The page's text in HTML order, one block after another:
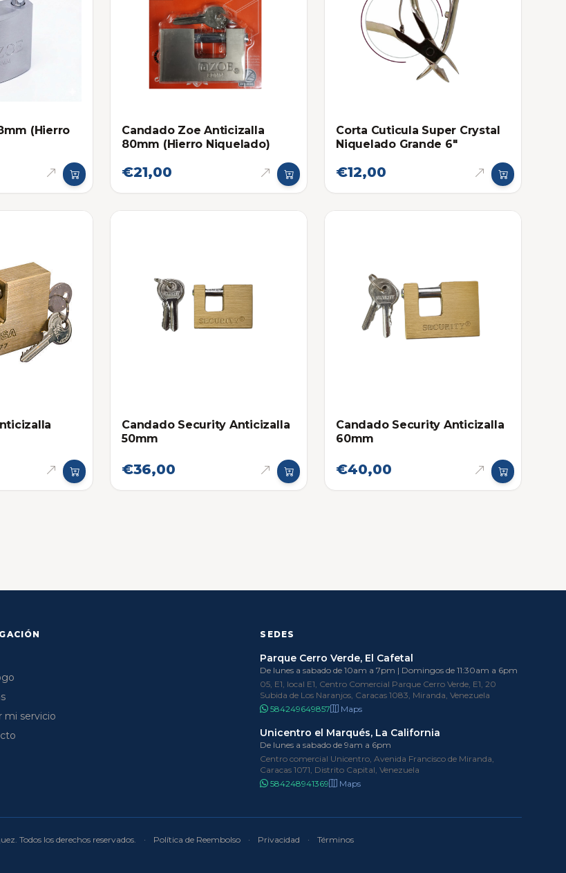
(Hierro
Candado Zoe Anticizalla
80mm (Hierro Niquelado)
€21,00
Corta Cuticula Super Crystal
Niquelado Grande 6"
€12,00
Candado Security Anticizalla
50mm
€36,00
Candado Security Anticizalla
60mm
€40,00
mi servicio
SEDES
Parque Cerro Verde, El Cafetal
De lunes a sabado de 10am a 7pm | Domingos de 11:30am a 6pm
05, E1, local E1, Centro Comercial Parque Cerro Verde, E1, 20
Subida de Los Naranjos, Caracas 1083, Miranda, Venezuela
584249649857
Maps
Unicentro el Marqués, La California
De lunes a sabado de 9am a 6pm
Centro comercial Unicentro, Avenida Francisco de Miranda,
Caracas 1071, Distrito Capital, Venezuela
584248941369
Maps
Todos los derechos reservados. · Política de Reembolso · Privacidad · Términos